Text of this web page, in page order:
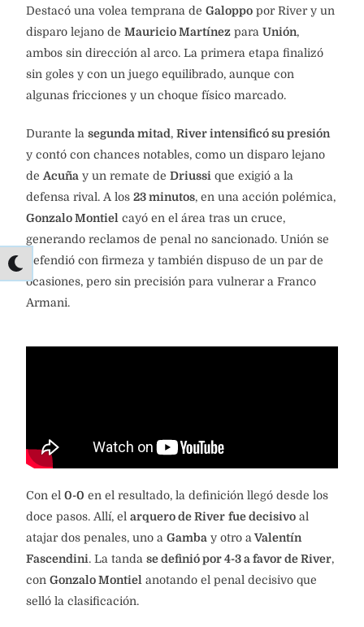
Destacó una volea temprana de Galoppo por River y un
disparo lejano de Mauricio Martínez para Unión,
ambos sin dirección al arco. La primera etapa finalizó
sin goles y con un juego equilibrado, aunque con
algunas fricciones y un choque físico marcado.
Durante la segunda mitad , River intensificó su presión
y contó con chances notables, como un disparo lejano
de Acuña y un remate de Driussi que exigió a la
defensa rival. A los 23 minutos, en una acción polémica,
Gonzalo Montiel cayó en el área tras un cruce,
generando reclamos de penal no sancionado. Unión se
defendió con firmeza y también dispuso de un par de
ocasiones, pero sin precisión para vulnerar a Franco
Armani.
Con el 0-0 en el resultado, la definición llegó desde los
doce pasos. Allí, el arquero de River fue decisivo al
atajar dos penales, uno a Gamba y otro aValentín
Fascendini. La tanda se definió por 4-3 a favor de River,
con Gonzalo Montiel anotando el penal decisivo que
selló la clasificación.